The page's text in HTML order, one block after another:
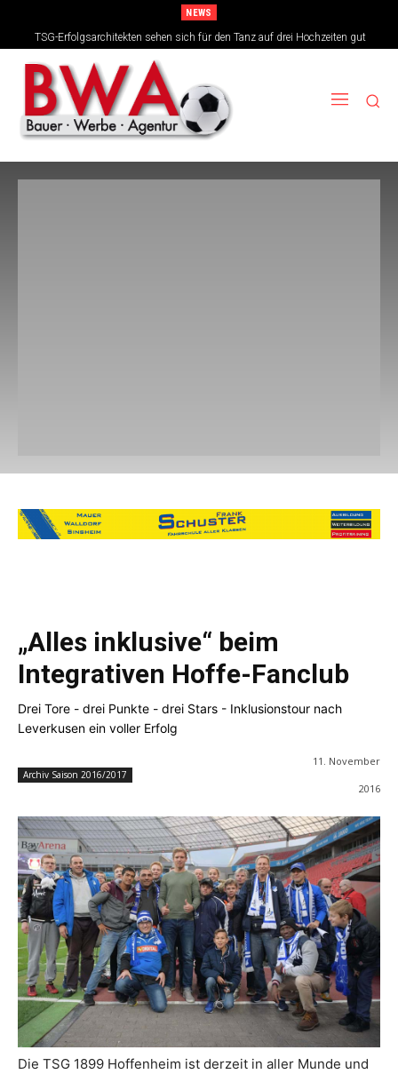
NEWS
TSG-Erfolgsarchitekten sehen sich für den Tanz auf drei Hochzeiten gut
aufgestellt
„Alles inklusive“ beim
Integrativen Hoffe-Fanclub
Drei Tore - drei Punkte - drei Stars - Inklusionstour nach
Leverkusen ein voller Erfolg
Archiv Saison 2016/2017
11. November
2016
Die TSG 1899 Hoffenheim ist derzeit in aller Munde und